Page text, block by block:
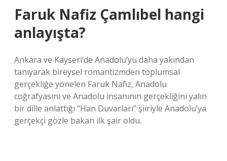
Faruk Nafiz Çamlıbel hangi
anlayışta?
Ankara ve Kayseri’de Anadolu’yu daha yakından
tanıyarak bireysel romantizmden toplumsal
gerçekliğe yönelen Faruk Nafiz, Anadolu
coğrafyasını ve Anadolu insanının gerçekliğini yalın
bir dille anlattığı “Han Duvarları” şiiriyle Anadolu’ya
gerçekçi gözle bakan ilk şair oldu.